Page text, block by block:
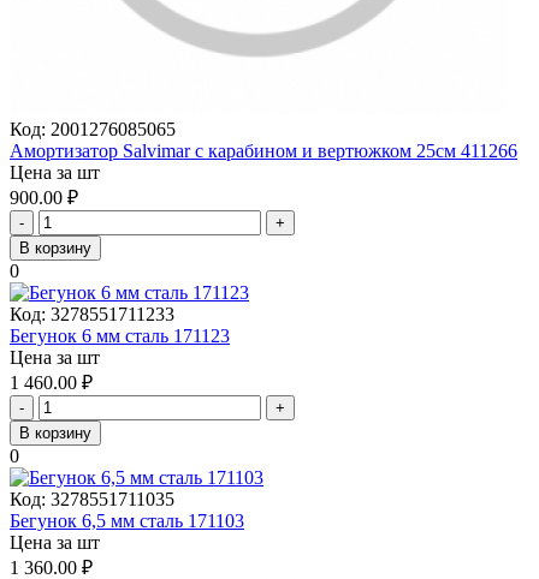
Код: 2001276085065
Амортизатор Salvimar с карабином и вертюжком 25см 411266
Цена за шт
900.00 ₽
-
+
В корзину
0
Код: 3278551711233
Бегунок 6 мм сталь 171123
Цена за шт
1 460.00 ₽
-
+
В корзину
0
Код: 3278551711035
Бегунок 6,5 мм сталь 171103
Цена за шт
1 360.00 ₽